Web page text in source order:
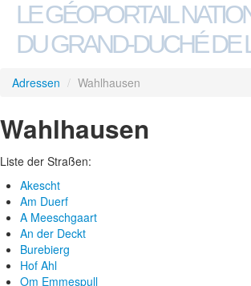
LE GÉOPORTAIL
DU GRAND-DUCHÉ DE
Adressen / Wahlhausen
Wahlhausen
Liste der Straßen:
Akescht
Am Duerf
A Meeschgaart
An der Deckt
Burebierg
Hof Ahl
Om Emmespull